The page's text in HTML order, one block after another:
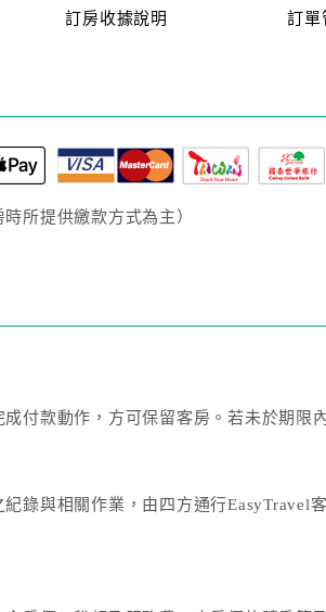
訂房收據說明 訂單
所提供繳款方式為主）
付款動作，方可保留客房。若未於期限
錄與相關作業，由四方通行